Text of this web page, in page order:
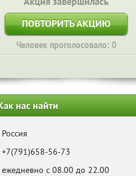
ПОВТОРИТЬ АКЦИЮ
Человек проголосовало: 0
нас найти
Россия
+7(791)658-56-73
ежедневно с 08.00 до 22.00